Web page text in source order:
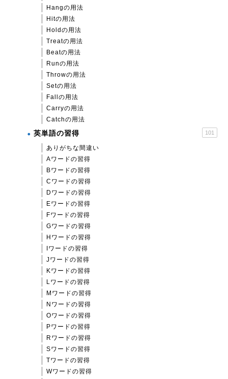
Hangの用法
Hitの用法
Holdの用法
Treatの用法
Beatの用法
Runの用法
Throwの用法
Setの用法
Fallの用法
Carryの用法
Catchの用法
英単語の習得 101
ありがちな間違い
Aワードの習得
Bワードの習得
Cワードの習得
Dワードの習得
Eワードの習得
Fワードの習得
Gワードの習得
Hワードの習得
Iワードの習得
Jワードの習得
Kワードの習得
Lワードの習得
Mワードの習得
Nワードの習得
Oワードの習得
Pワードの習得
Rワードの習得
Sワードの習得
Tワードの習得
Wワードの習得